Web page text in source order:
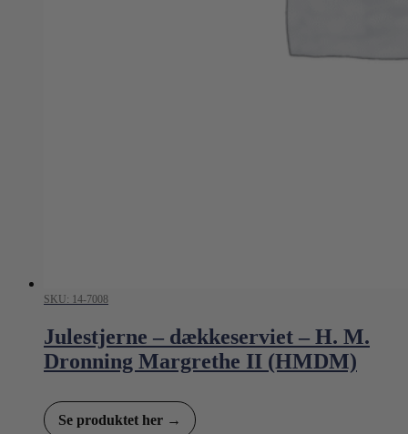
SKU: 14-7008
Julestjerne – dækkeserviet – H. M.
Dronning Margrethe II (HMDM)
Se produktet her →